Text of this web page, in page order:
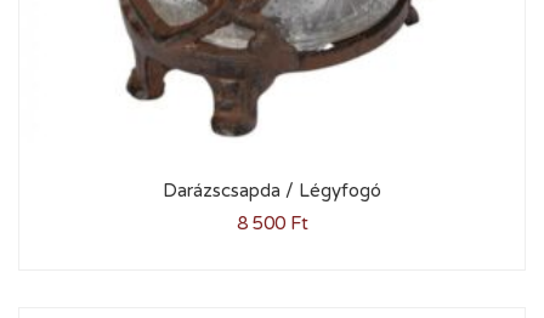
Darázscsapda / Légyfogó
8 500 Ft